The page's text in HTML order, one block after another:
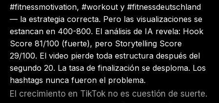
#fitnessmotivation, #workout y #fitnessdeutschland
— la estrategia correcta. Pero las visualizaciones se
estancan en 400-800. El análisis de IA revela: Hook
Score 81/100 (fuerte), pero Storytelling Score
29/100. El video pierde toda estructura después del
segundo 20. La tasa de finalización se desploma. Los
hashtags nunca fueron el problema.
El crecimiento en TikTok no es cuestión de suerte.